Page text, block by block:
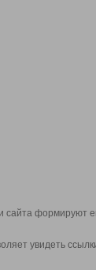
формируют
увидеть